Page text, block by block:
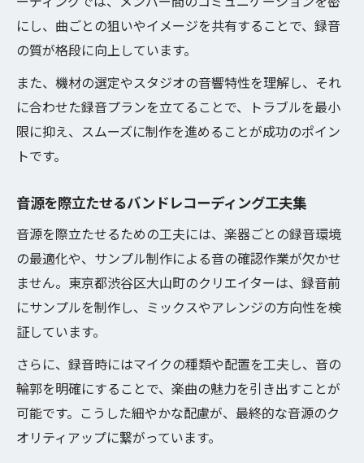
にし、曲ごとの狙いやイメージを共有することで、録音
の質が格段に向上しています。
また、機材の選定やスタジオの音響特性を理解し、それ
に合わせた録音プランを立てることで、トラブルを最小
限に抑え、スムーズに制作を進めることが成功のポイン
トです。
音源を際立たせるバンドレコーディング工夫集
音源を際立たせるための工夫には、楽器ごとの録音環境
の最適化や、サンプル制作による音の確認作業が欠かせ
ません。東京都渋谷区大山町のクリエイターは、録音前
にサンプルを制作し、ミックスやアレンジの方向性を検
証しています。
さらに、録音時にはマイクの種類や配置を工夫し、音の
輪郭を明確にすることで、楽曲の魅力を引き出すことが
可能です。こうした細やかな配慮が、最終的な音源のク
オリティアップに繋がっています。